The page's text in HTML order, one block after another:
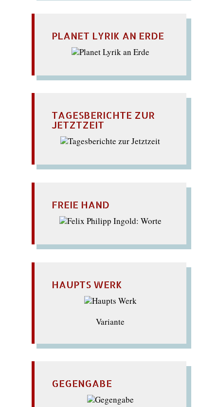
PLANET LYRIK AN ERDE
TAGESBERICHTE ZUR
JETZTZEIT
FREIE HAND
HAUPTS WERK
Variante
GEGENGABE